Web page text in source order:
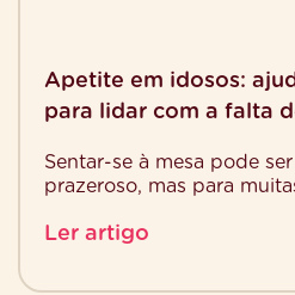
Apetite em idosos:
para lidar com a falta
Sentar-se à mesa pode
prazeroso, mas para
[…]
Ler artigo